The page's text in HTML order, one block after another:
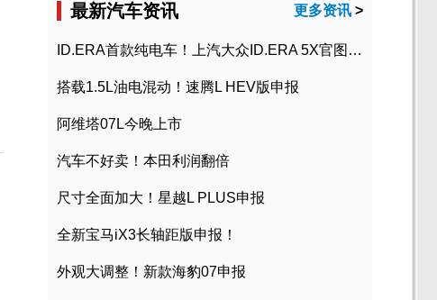
最新汽车资讯 更多资讯 >
ID.ERA首款纯电车！上汽大众ID.ERA 5X官图发布
搭载1.5L油电混动！速腾L HEV版申报
阿维塔07L今晚上市
汽车不好卖！本田利润翻倍
尺寸全面加大！星越L PLUS申报
全新宝马iX3长轴距版申报！
外观大调整！新款海豹07申报